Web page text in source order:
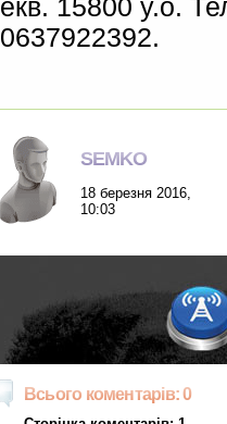
екв. 15800 у.о.
0637922392.
SEMKO
18 березня 2016,
10:03
Всього коментарів: 0